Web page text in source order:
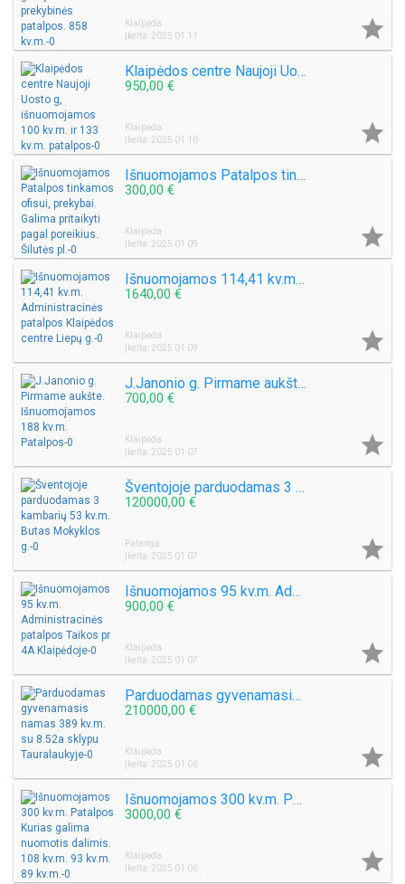
Klaipėda
Įkelta: 2025 01 11

Klaipėdos centre Naujoji Uosto g, išnuomojamos 100 kv.m. ir 133 kv.m. patalpos
950,00 €
Klaipėda
Įkelta: 2025 01 10

Išnuomojamos Patalpos tinkamos ofisui, prekybai. Galima pritaikyti pagal poreikius. Šilutės pl.
300,00 €
Klaipėda
Įkelta: 2025 01 09

Išnuomojamos 114,41 kv.m. Administracinės patalpos Klaipėdos centre Liepų g.
1640,00 €
Klaipėda
Įkelta: 2025 01 09

J.Janonio g. Pirmame aukšte. Išnuomojamos 188 kv.m. Patalpos
700,00 €
Klaipėda
Įkelta: 2025 01 07

Šventojoje parduodamas 3 kambarių 53 kv.m. Butas Mokyklos g.
120000,00 €
Palanga
Įkelta: 2025 01 07

Išnuomojamos 95 kv.m. Administracinės patalpos Taikos pr 4A Klaipėdoje
900,00 €
Klaipėda
Įkelta: 2025 01 07

Parduodamas gyvenamasis namas 389 kv.m. su 8.52a sklypu Tauralaukyje
210000,00 €
Klaipėda
Įkelta: 2025 01 06

Išnuomojamos 300 kv.m. Patalpos Kurias galima nuomotis dalimis. 108 kv.m. 93 kv.m. 89 kv.m.
3000,00 €
Klaipėda
Įkelta: 2025 01 06
